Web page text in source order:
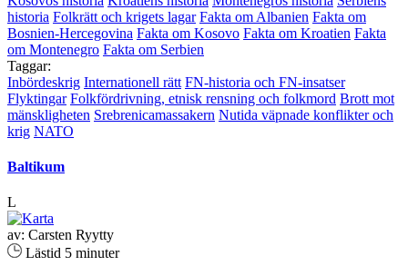
historia Folkrätt och krigets lagar Fakta om Albanien Fakta om
Bosnien-Hercegovina Fakta om Kosovo Fakta om Kroatien Fakta
om Montenegro Fakta om Serbien
Taggar:
Inbördeskrig Internationell rätt FN-historia och FN-insatser
Flyktingar Folkfördrivning, etnisk rensning och folkmord Brott mot
mänskligheten Srebrenicamassakern Nutida väpnade konflikter och
krig NATO
Baltikum
L
av: Carsten Ryytty
Lästid 5 minuter